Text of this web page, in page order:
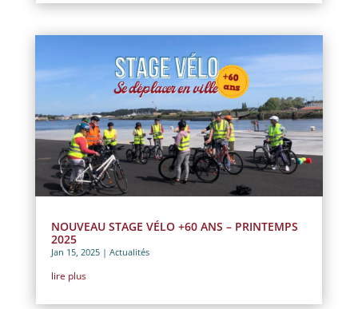
NOUVEAU STAGE VÉLO +60 ANS – PRINTEMPS
2025
Jan 15, 2025| Actualités
lire plus